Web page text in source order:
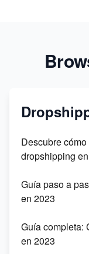
Descubre
dropshipping
Guía paso a
en 2023
Guía completa:
en 2023